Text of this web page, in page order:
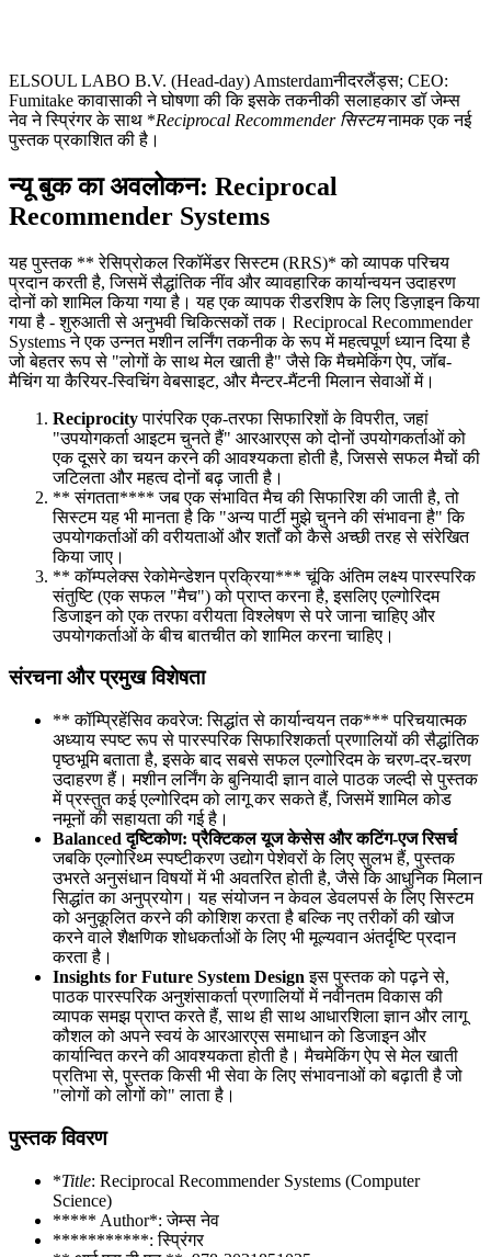
ELSOUL LABO B.V. (Head-day) Amsterdamनीदरलैंड्स; CEO:
Fumitake कावासाकी ने घोषणा की कि इसके तकनीकी सलाहकार डॉ जेम्स
नेव ने स्प्रिंगर के साथ *Reciprocal Recommender सिस्टमनामक एक नई
पुस्तक प्रकाशित की है।
न्यू बुक का अवलोकन: Reciprocal
Recommender Systems
यह पुस्तक ** रेसिप्रोकल रिकॉमेंडर सिस्टम (RRS)* को व्यापक परिचय
प्रदान करती है, जिसमें सैद्धांतिक नींव और व्यावहारिक कार्यान्वयन उदाहरण
दोनों को शामिल किया गया है। यह एक व्यापक रीडरशिप के लिए डिज़ाइन किया
गया है - शुरुआती से अनुभवी चिकित्सकों तक। Reciprocal Recommender
Systems ने एक उन्नत मशीन लर्निंग तकनीक के रूप में महत्वपूर्ण ध्यान दिया है
जो बेहतर रूप से "लोगों के साथ मेल खाती है" जैसे कि मैचमेकिंग ऐप, जॉब-
मैचिंग या कैरियर-स्विचिंग वेबसाइट, और मैन्टर-मैंटनी मिलान सेवाओं में।
Reciprocityपारंपरिक एक-तरफा सिफारिशों के विपरीत, जहां
"उपयोगकर्ता आइटम चुनते हैं" आरआरएस को दोनों उपयोगकर्ताओं को
एक दूसरे का चयन करने की आवश्यकता होती है, जिससे सफल मैचों की
जटिलता और महत्व दोनों बढ़ जाती है।
** संगतता**** जब एक संभावित मैच की सिफारिश की जाती है, तो
सिस्टम यह भी मानता है कि "अन्य पार्टी मुझे चुनने की संभावना है" कि
उपयोगकर्ताओं की वरीयताओं और शर्तों को कैसे अच्छी तरह से संरेखित
किया जाए।
** कॉम्पलेक्स रेकोमेन्डेशन प्रक्रिया*** चूंकि अंतिम लक्ष्य पारस्परिक
संतुष्टि (एक सफल "मैच") को प्राप्त करना है, इसलिए एल्गोरिदम
डिजाइन को एक तरफा वरीयता विश्लेषण से परे जाना चाहिए और
उपयोगकर्ताओं के बीच बातचीत को शामिल करना चाहिए।
संरचना और प्रमुख विशेषता
** कॉम्प्रिहेंसिव कवरेज: सिद्धांत से कार्यान्वयन तक*** परिचयात्मक
अध्याय स्पष्ट रूप से पारस्परिक सिफारिशकर्ता प्रणालियों की सैद्धांतिक
पृष्ठभूमि बताता है, इसके बाद सबसे सफल एल्गोरिदम के चरण-दर-चरण
उदाहरण हैं। मशीन लर्निंग के बुनियादी ज्ञान वाले पाठक जल्दी से पुस्तक
में प्रस्तुत कई एल्गोरिदम को लागू कर सकते हैं, जिसमें शामिल कोड
नमूनों की सहायता की गई है।
Balanced दृष्टिकोण: प्रैक्टिकल यूज केसेस और कटिंग-एज रिसर्च
जबकि एल्गोरिथ्म स्पष्टीकरण उद्योग पेशेवरों के लिए सुलभ हैं, पुस्तक
उभरते अनुसंधान विषयों में भी अवतरित होती है, जैसे कि आधुनिक मिलान
सिद्धांत का अनुप्रयोग। यह संयोजन न केवल डेवलपर्स के लिए सिस्टम
को अनुकूलित करने की कोशिश करता है बल्कि नए तरीकों की खोज
करने वाले शैक्षणिक शोधकर्ताओं के लिए भी मूल्यवान अंतर्दृष्टि प्रदान
करता है।
Insights for Future System Design इस पुस्तक को पढ़ने से,
पाठक पारस्परिक अनुशंसाकर्ता प्रणालियों में नवीनतम विकास की
व्यापक समझ प्राप्त करते हैं, साथ ही साथ आधारशिला ज्ञान और लागू
कौशल को अपने स्वयं के आरआरएस समाधान को डिजाइन और
कार्यान्वित करने की आवश्यकता होती है। मैचमेकिंग ऐप से मेल खाती
प्रतिभा से, पुस्तक किसी भी सेवा के लिए संभावनाओं को बढ़ाती है जो
"लोगों को लोगों को" लाता है।
पुस्तक विवरण
*Title: Reciprocal Recommender Systems (Computer
Science)
***** Author*: जेम्स नेव
***********: स्प्रिंगर